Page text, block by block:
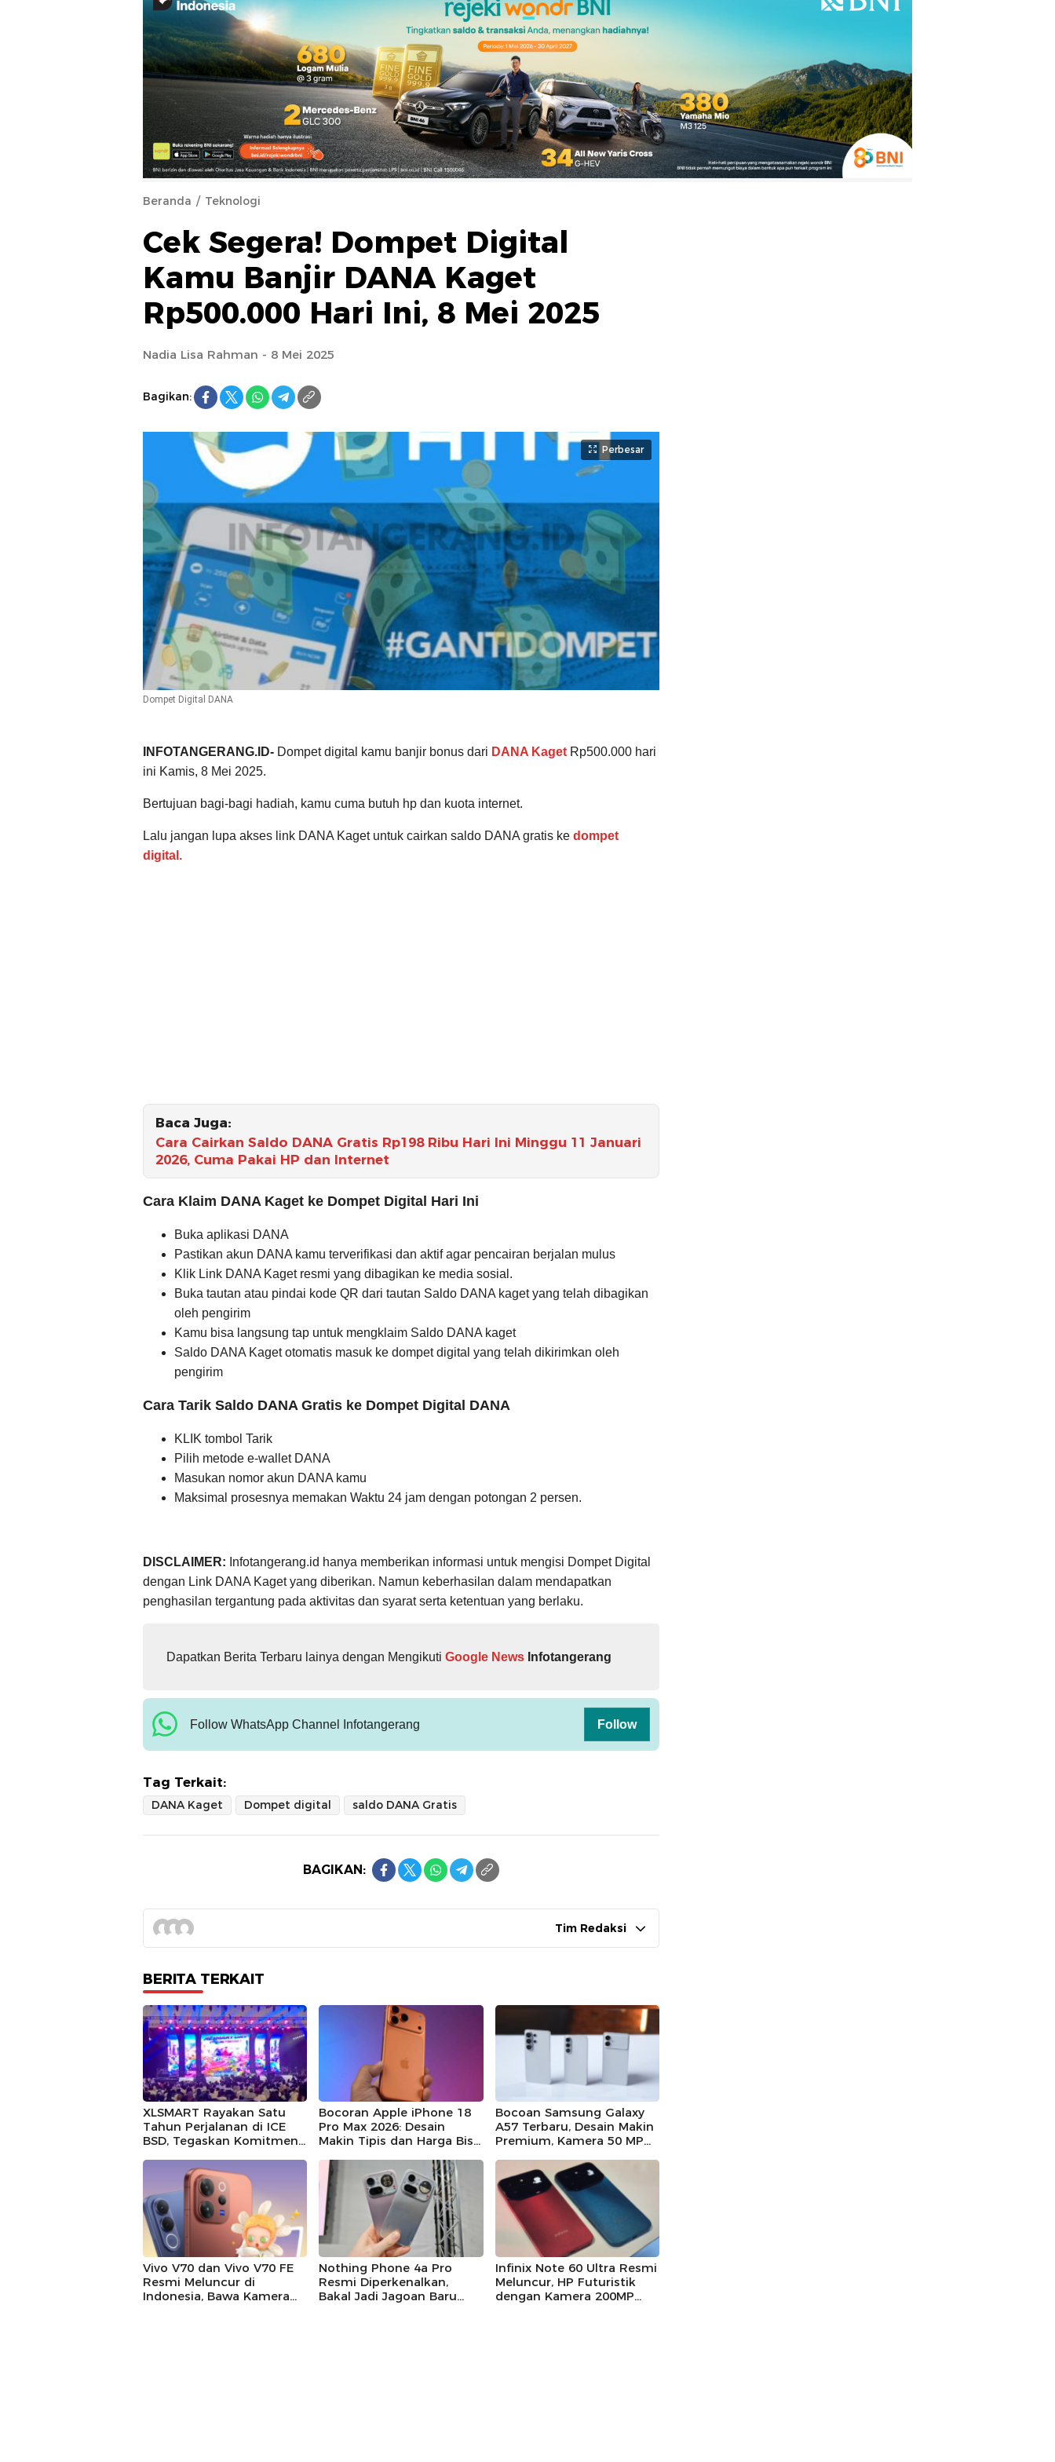
Beranda Teknologi
Cek Segera! Dompet Digital
Kamu Banjir DANA Kaget
Rp500.000 Hari Ini, 8 Mei 2025
Nadia Lisa Rahman - 8 Mei 2025
Bagikan:
Perbesar
Dompet Digital DANA
INFOTANGERANG.ID- Dompet digital kamu banjir bonus dari DANA Kaget Rp500.000 hari
ini Kamis, 8 Mei 2025.
Bertujuan bagi-bagi hadiah, kamu cuma butuh hp dan kuota internet.
Lalu jangan lupa akses link DANA Kaget untuk cairkan saldo DANA gratis ke dompet
digital.
Baca Juga:
Cara Cairkan Saldo DANA Gratis Rp198 Ribu Hari Ini Minggu 11 Januari
2026, Cuma Pakai HP dan Internet
Cara Klaim DANA Kaget ke Dompet Digital Hari Ini
Buka aplikasi DANA
Pastikan akun DANA kamu terverifikasi dan aktif agar pencairan berjalan mulus
Klik Link DANA Kaget resmi yang dibagikan ke media sosial.
Buka tautan atau pindai kode QR dari tautan Saldo DANA kaget yang telah dibagikan
oleh pengirim
Kamu bisa langsung tap untuk mengklaim Saldo DANA kaget
Saldo DANA Kaget otomatis masuk ke dompet digital yang telah dikirimkan oleh
pengirim
Cara Tarik Saldo DANA Gratis ke Dompet Digital DANA
KLIK tombol Tarik
Pilih metode e-wallet DANA
Masukan nomor akun DANA kamu
Maksimal prosesnya memakan Waktu 24 jam dengan potongan 2 persen.
DISCLAIMER: Infotangerang.id hanya memberikan informasi untuk mengisi Dompet Digital
dengan Link DANA Kaget yang diberikan. Namun keberhasilan dalam mendapatkan
penghasilan tergantung pada aktivitas dan syarat serta ketentuan yang berlaku.
Dapatkan Berita Terbaru lainya dengan Mengikuti Google News Infotangerang
Follow WhatsApp Channel Infotangerang Follow
Tag Terkait:
DANA Kaget Dompet digital saldo DANA Gratis
BAGIKAN:
Tim Redaksi
BERITA TERKAIT
XLSMART Rayakan Satu
Tahun Perjalanan di ICE
BSD, Tegaskan Komitmen
Inovasi Digital
Bocoran Apple iPhone 18
Pro Max 2026: Desain
Makin Tipis dan Harga Bisa
Bocoan Samsung Galaxy
A57 Terbaru, Desain Makin
Premium, Kamera 50 MP
Kencang
Vivo V70 dan Vivo V70 FE
Resmi Meluncur di
Indonesia, Bawa Kamera
Nothing Phone 4a Pro
Resmi Diperkenalkan,
Bakal Jadi Jagoan Baru
Infinix Note 60 Ultra Resmi
Meluncur, HP Futuristik
dengan Kamera 200MP